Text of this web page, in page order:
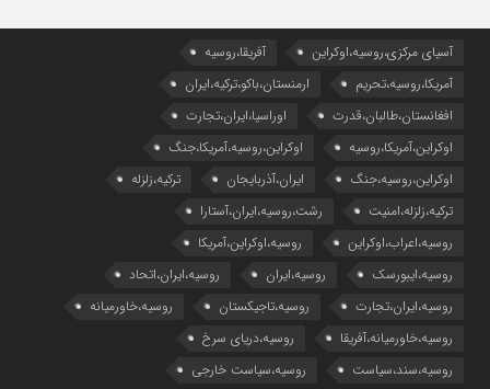
آسیای مرکزی،روسیه،اوکراین
آفریقا،روسیه
آمریکا،روسیه،تحریم
ارمنستان،باکو،ترکیه،ایران
افغانستان،طالبان،قدرت
اوراسیا،ایران،تجارت
اوکراین،آمریکا،روسیه
اوکراین،روسیه،آمریکا،جنگ
اوکراین،روسیه،جنگ
ایران،آذربایجان
ترکیه،زلزله
ترکیه،زلزله،امنیت
رشت،روسیه،ایران،آستارا
روسیه،اعراب،اوکراین
روسیه،اوکراین،آمریکا
روسیه،ایبورسک
روسیه،ایران
روسیه،ایران،اتحاد
روسیه،ایران،تجارت
روسیه،تاجیکستان
روسیه،خاورمیانه
روسیه،خاورمیانه،آفریقا
روسیه،دریای سرخ
روسیه،سند،سیاست
روسیه،سیاست خارجی